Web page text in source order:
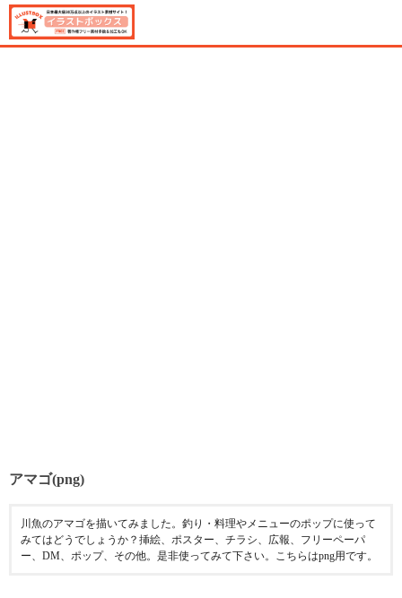
アマゴ(png)
川魚のアマゴを描いてみました。釣り・料理やメニューのポップに使って
みてはどうでしょうか？挿絵、ポスター、チラシ、広報、フリーペーパ
ー、DM、ポップ、その他。是非使ってみて下さい。こちらはpng用です。